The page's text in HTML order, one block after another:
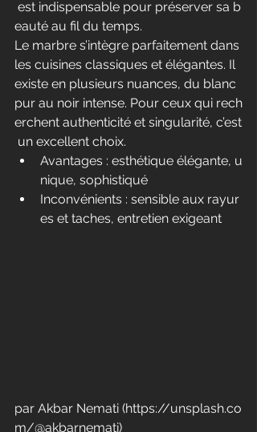
est indispensable pour préserver sa b
eauté au fil du temps.
Le marbre s’intègre parfaitement dans
les cuisines classiques et élégantes. Il
existe en plusieurs nuances, du blanc
pur au noir intense. Pour ceux qui rech
erchent authenticité et singularité, c’est
un excellent choix.
Avantages : esthétique élégante, u
nique, sophistiqué
Inconvénients : sensible aux rayur
es et taches, entretien exigeant
par Akbar Nemati (https://unsplash.co
m/@akbarnemati)